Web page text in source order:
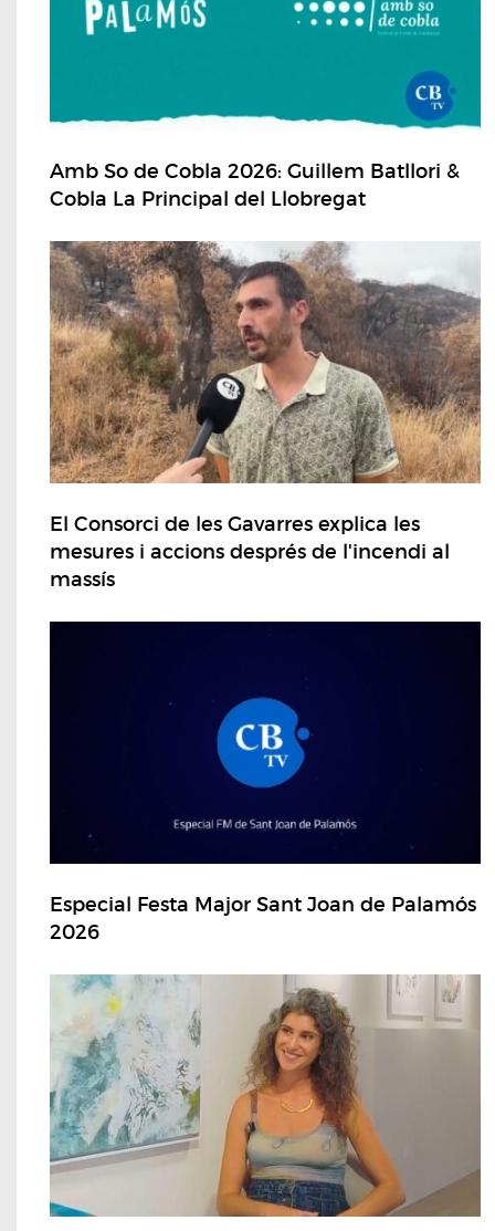
Amb So de Cobla 2026: Guillem Batllori &
Cobla La Principal del Llobregat
El Consorci de les Gavarres explica les
mesures i accions després de l'incendi al
massís
Especial Festa Major Sant Joan de Palamós
2026